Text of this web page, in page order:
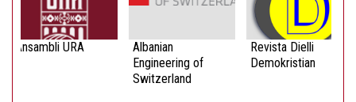
Ansambli URA
Albanian
Engineering of
Switzerland
Revista Dielli
Demokristian